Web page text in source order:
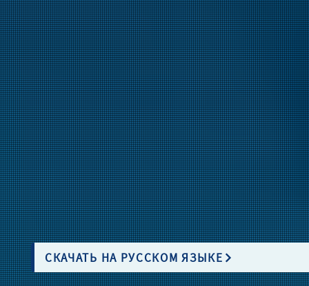
СКАЧАТЬ НА РУССКОМ ЯЗЫКЕ